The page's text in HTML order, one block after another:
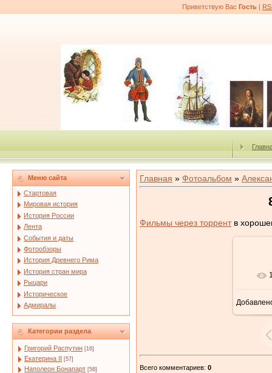
Приветствую Вас Гость |
Меню сайта
Стартовая
Мировая история
История России
Лента
События и даты
Фотообзоры
История Древнего Рима
История стран мира
Рыцари
Историческое
Адмиралы
Категории раздела
Григорий Распутин [16]
Екатерина II [57]
Наполеон Бонапарт [58]
Главная » Фотоальбом »
Фильмы через торрентв
Всего комментариев: 0